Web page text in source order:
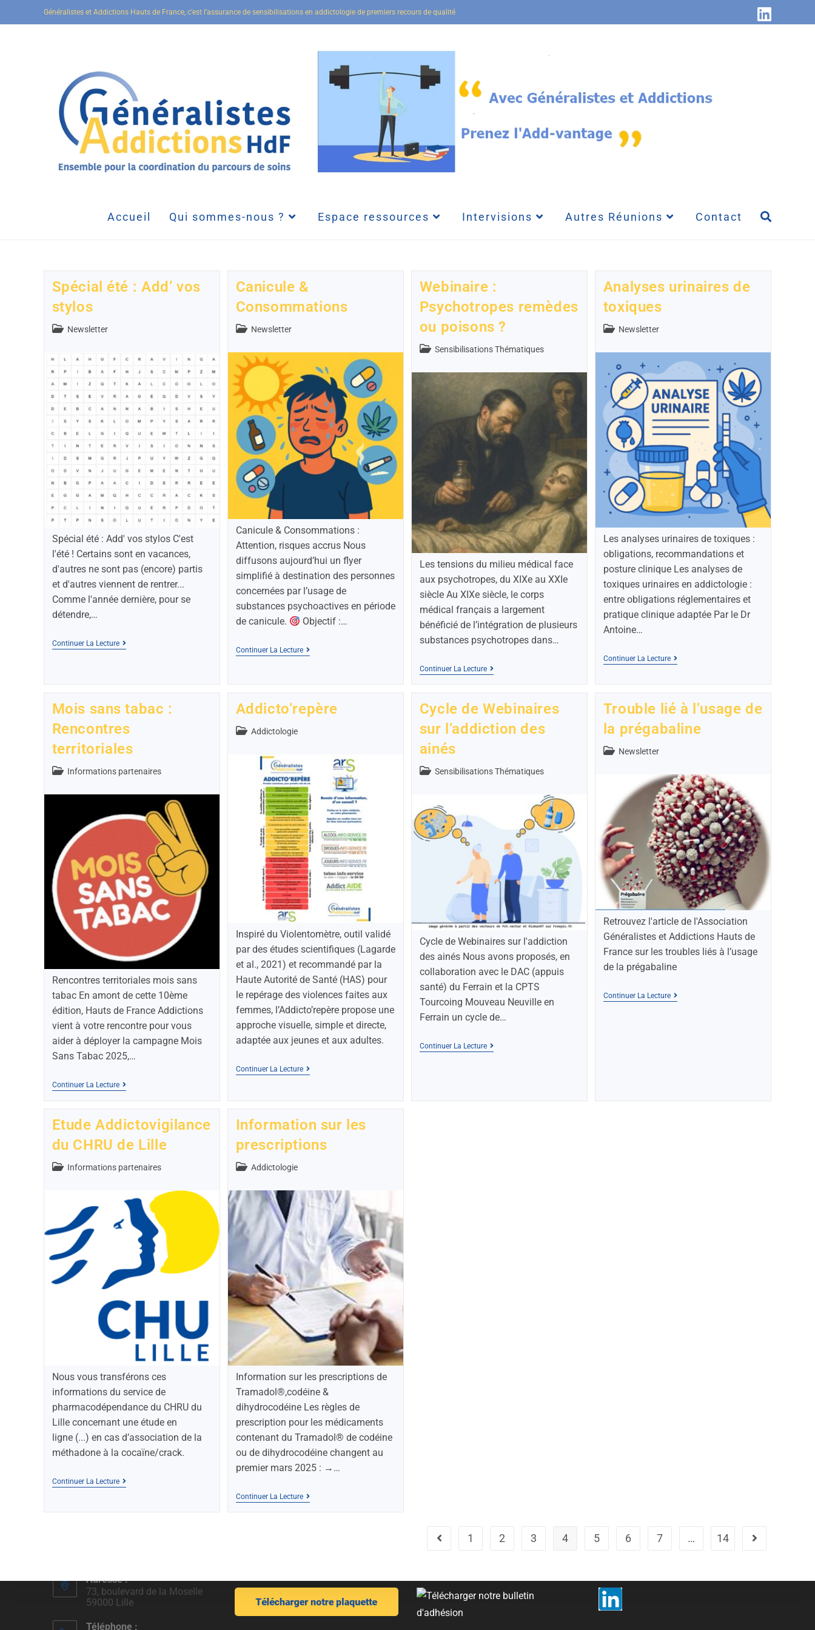
Généralistes et Addictions Hauts de France, c’est l’assurance de sensibilisations en addictologie de premiers recours de qualité
Accueil Qui sommes-nous ? Espace ressources Intervisions Autres Réunions Contact
Spécial été : Add’ vos
stylos
Newsletter
Spécial été : Add' vos stylos C'est
l'été ! Certains sont en vacances,
d'autres ne sont pas (encore) partis
et d'autres viennent de rentrer...
Comme l'année dernière, pour se
détendre,…
Continuer La Lecture
Canicule &
Consommations
Newsletter
Canicule & Consommations :
Attention, risques accrus Nous
diffusons aujourd’hui un flyer
simplifié à destination des personnes
concernées par l’usage de
substances psychoactives en période
de canicule.
Objectif :…
Continuer La Lecture
Webinaire :
Psychotropes remèdes
ou poisons ?
Sensibilisations Thématiques
Les tensions du milieu médical face
aux psychotropes, du XIXe au XXIe
siècle Au XIXe siècle, le corps
médical français a largement
bénéficié de l’intégration de plusieurs
substances psychotropes dans…
Continuer La Lecture
Analyses urinaires de
toxiques
Newsletter
Les analyses urinaires de toxiques :
obligations, recommandations et
posture clinique Les analyses de
toxiques urinaires en addictologie :
entre obligations réglementaires et
pratique clinique adaptée Par le Dr
Antoine…
Continuer La Lecture
Mois sans tabac :
Rencontres
territoriales
Informations partenaires
Rencontres territoriales mois sans
tabac En amont de cette 10ème
édition, Hauts de France Addictions
vient à votre rencontre pour vous
aider à déployer la campagne Mois
Sans Tabac 2025,…
Continuer La Lecture
Addicto’repère
Addictologie
Inspiré du Violentomètre, outil validé
par des études scientifiques (Lagarde
et al., 2021) et recommandé par la
Haute Autorité de Santé (HAS) pour
le repérage des violences faites aux
femmes, l’Addicto’repère propose une
approche visuelle, simple et directe,
adaptée aux jeunes et aux adultes.
Continuer La Lecture
Cycle de Webinaires
sur l’addiction des
ainés
Sensibilisations Thématiques
Cycle de Webinaires sur l'addiction
des ainés Nous avons proposés, en
collaboration avec le DAC (appuis
santé) du Ferrain et la CPTS
Tourcoing Mouveau Neuville en
Ferrain un cycle de…
Continuer La Lecture
Trouble lié à l’usage de
la prégabaline
Newsletter
Retrouvez l'article de l'Association
Généralistes et Addictions Hauts de
France sur les troubles liés à l’usage
de la prégabaline
Continuer La Lecture
Etude Addictovigilance
du CHRU de Lille
Informations partenaires
Nous vous transférons ces
informations du service de
pharmacodépendance du CHRU du
Lille concernant une étude en
ligne (...) en cas d’association de la
méthadone à la cocaïne/crack.
Continuer La Lecture
Information sur les
prescriptions
Addictologie
Information sur les prescriptions de
Tramadol®,codéine &
dihydrocodéine Les règles de
prescription pour les médicaments
contenant du Tramadol® de codéine
ou de dihydrocodéine changent au
premier mars 2025 : →…
Continuer La Lecture
1 2 3 4 5 6 7 … 14
Adresse :
73, boulevard de la Moselle
59000 Lille
Téléphone :